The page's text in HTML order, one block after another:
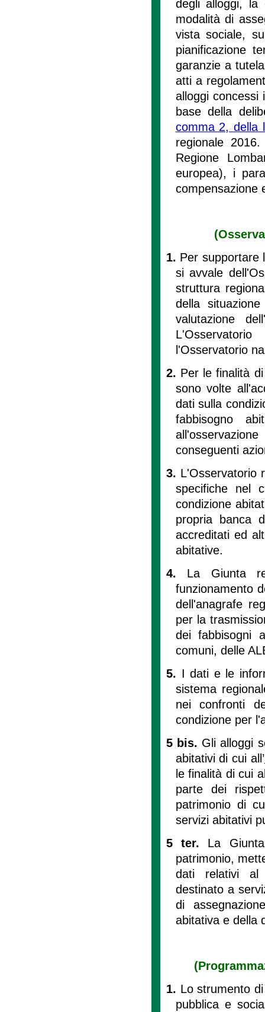
degli alloggi, la
modalità di
vista sociale,
pianificazione
garanzie a
atti a
alloggi
base della
comma 2, della
regionale
Regione
europea), i
compensazione
1. Per supportare
si avvale
struttura
della
valutazione
l'Osservatorio
2. Per le finalità
sono volte
dati sulla
fabbisogno
conseguenti
3. L'Osservatorio
specifiche nel
condizione
propria banca
accreditati ed
abitative.
4. La Giunta
funzionamento
dell'anagrafe
per la
dei fabbisogni
comuni, delle
5. I dati e le
sistema
nei confronti
condizione per
5 bis. Gli alloggi
abitativi di cui all’
le finalità di cui
parte dei
patrimonio di
servizi abitativi
5 ter. La
patrimonio,
dati relativi al
destinato a
di
abitativa e della
1. Lo strumento
pubblica e